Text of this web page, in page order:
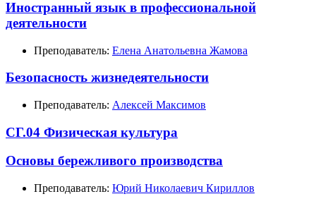
Иностранный язык в профессиональной
деятельности
Преподаватель: Елена Анатольевна Жамова
Безопасность жизнедеятельности
Преподаватель: Алексей Максимов
СГ.04 Физическая культура
Основы бережливого производства
Преподаватель: Юрий Николаевич Кириллов